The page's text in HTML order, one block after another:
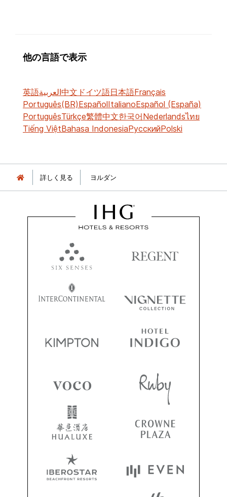
他の言語で表示
英語العربية中文 ドイツ語日本語Français
Português(BR)EspañolItalianoEspañol (España)
PortuguêsTürkçe繁體中文한국어Nederlandsไทย
Tiếng ViệtBahasa IndonesiaРусскийPolski
詳しく見る ヨルダン